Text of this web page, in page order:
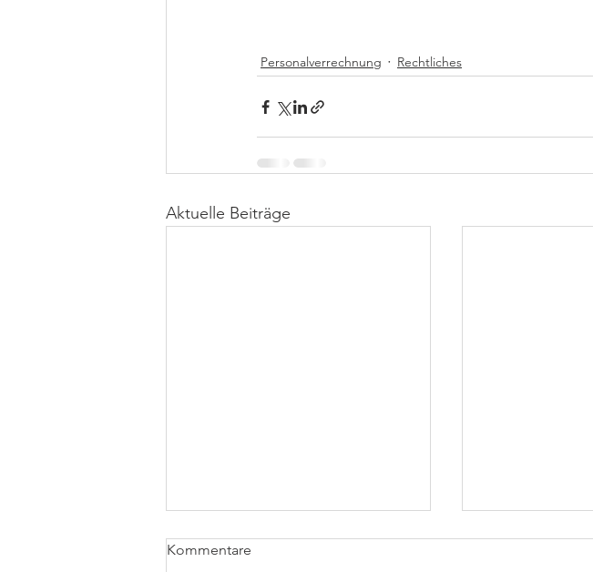
Personalverrechnung Rechtliches
Aktuelle Beiträge
Kommentare